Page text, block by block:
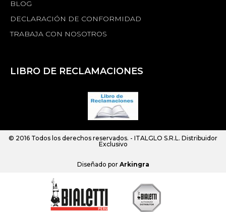
BLOG
DECLARACIÓN DE CONFORMIDAD
TRABAJA CON NOSOTROS
LIBRO DE RECLAMACIONES
© 2016 Todos los derechos reservados. - ITALGLO S.R.L. Distribuidor
Exclusivo
Diseñado por Arkingra